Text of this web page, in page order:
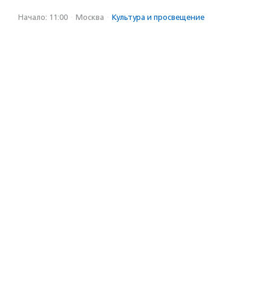
Начало: 11:00 · Москва · Культура и просвещение